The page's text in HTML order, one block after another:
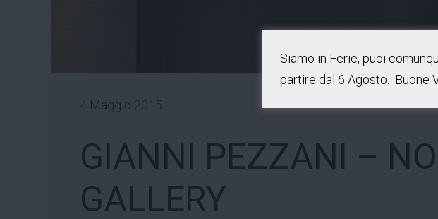
4 Maggio 2015
GIANNI PEZZANI –
GALLERY
Siamo in Ferie, puoi
partire dal 6 Agosto. Buone